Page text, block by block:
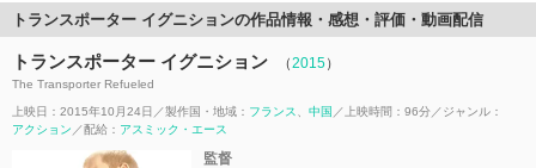
トランスポーター イグニションの作品情報・感想・評価・動画配信
トランスポーター イグニション （2015）
The Transporter Refueled
上映日：2015年10月24日 製作国・地域： フランス 中国 上映時間：96分
ジャンル：
アクション
配給： アスミック・エース
監督